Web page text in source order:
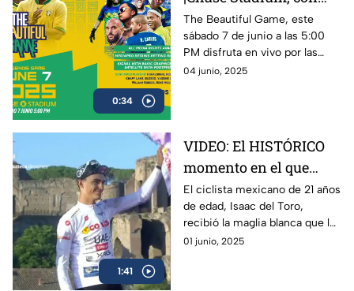
0:34
Ronaldinho y Roberto
Carlos | 7 de junio a las
5:00 PM
The Beautiful Game, este
sábado 7 de junio a las 5:00
PM disfruta en vivo por las
plataformas de Azteca
04 junio, 2025
1:41
VIDEO: El HISTÓRICO
momento en el que
Isaac del Toro recibe la
Maglia Blanca en el
Giro de Italia 2025
El ciclista mexicano de 21 años
de edad, Isaac del Toro,
recibió la maglia blanca que lo
acredita como el mejor menor
01 junio, 2025